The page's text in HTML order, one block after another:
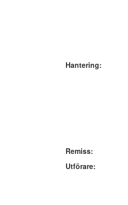
Hantering:
Remiss:
Utförare: